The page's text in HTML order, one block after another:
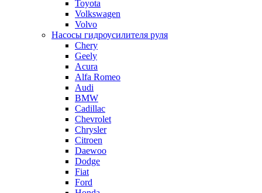
Toyota
Volkswagen
Volvo
Насосы гидроусилителя руля
Chery
Geely
Acura
Alfa Romeo
Audi
BMW
Cadillac
Chevrolet
Chrysler
Citroen
Daewoo
Dodge
Fiat
Ford